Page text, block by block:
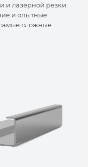
и лазерной резки.
и опытные
сложные